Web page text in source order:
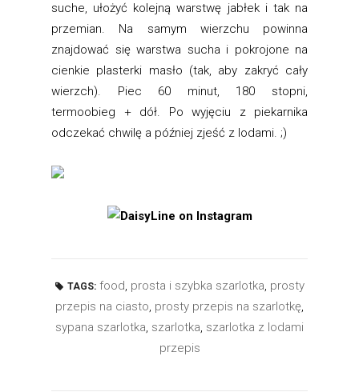
suche, ułożyć kolejną warstwę jabłek i tak na
przemian. Na samym wierzchu powinna
znajdować się warstwa sucha i pokrojone na
cienkie plasterki masło (tak, aby zakryć cały
wierzch). Piec 60 minut, 180 stopni,
termoobieg + dół. Po wyjęciu z piekarnika
odczekać chwilę a później zjeść z lodami. ;)
TAGS: food, prosta i szybka szarlotka, prosty
przepis na ciasto, prosty przepis na szarlotkę,
sypana szarlotka, szarlotka, szarlotka z lodami
przepis